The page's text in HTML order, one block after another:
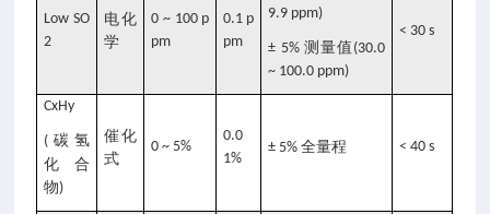
Low SO
2
电化
学
0 ~ 100 p
pm
0.1 p
pm
9.9 ppm)
± 5% 测量值 (30.0
~ 100.0 ppm)
< 30 s
CxHy
( 碳氢
化合
物)
催化
式
0 ~ 5%
0.0
1%
± 5%全量程 < 40 s